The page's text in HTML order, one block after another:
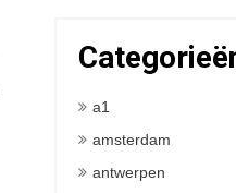
a1
amsterdam
antwerpen